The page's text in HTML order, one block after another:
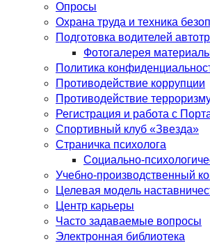
Опросы
Охрана труда и техника
Подготовка водителей
Фотогалерея
Политика
Противодействие коррупции
Противодействие
Регистрация и работа с
Спортивный клуб «Звезда»
Страничка психолога
Социально-
Учебно-производственный
Целевая модель
Центр карьеры
Часто задаваемые вопросы
Электронная библиотека